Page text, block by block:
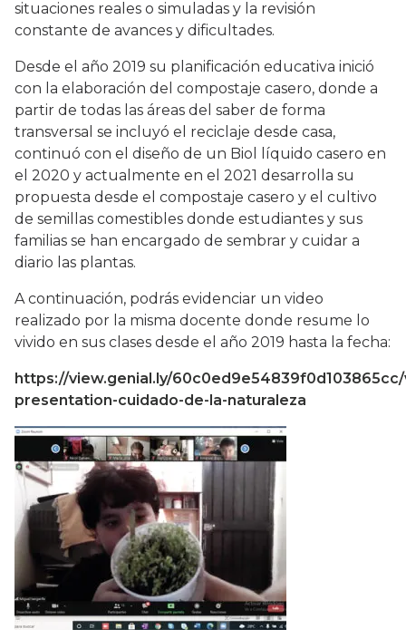
situaciones reales o simuladas y la revisión
constante de avances y dificultades.
Desde el año 2019 su planificación educativa inició
con la elaboración del compostaje casero, donde a
partir de todas las áreas del saber de forma
transversal se incluyó el reciclaje desde casa,
continuó con el diseño de un Biol líquido casero en
el 2020 y actualmente en el 2021 desarrolla su
propuesta desde el compostaje casero y el cultivo
de semillas comestibles donde estudiantes y sus
familias se han encargado de sembrar y cuidar a
diario las plantas.
A continuación, podrás evidenciar un video
realizado por la misma docente donde resume lo
vivido en sus clases desde el año 2019 hasta la fecha:
https://view.genial.ly/
presentation-cuidado-de-la-naturaleza